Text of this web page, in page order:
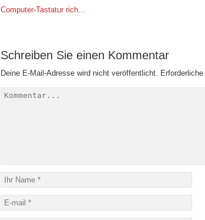
Computer-Tastatur rich...
Schreiben Sie einen Kommentar
Deine E-Mail-Adresse wird nicht veröffentlicht.